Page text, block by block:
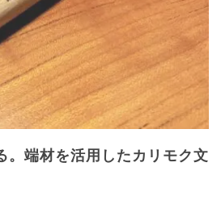
。端材を活用したカリモク文